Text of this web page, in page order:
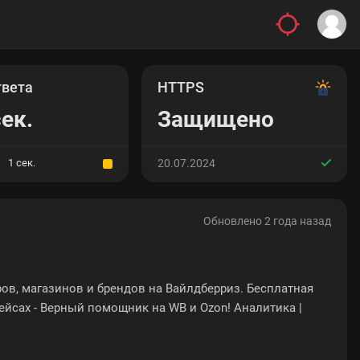
1 сек.
HTTPS
Защищено
20.07.2024
Обновлено 2 года назад
магазинов и брендов на Вайлдберриз. Бесплатная
- Верный помощник на WB и Ozon! Аналитика |